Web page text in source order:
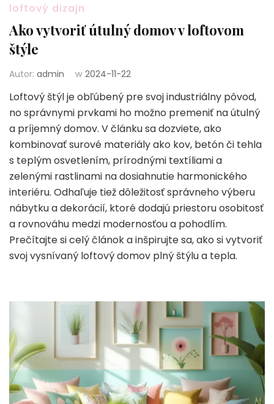
loftový dizajn
Ako vytvoriť útulný domov v loftovom
štýle
Autor: admin w 2024-11-22
Loftový štýl je obľúbený pre svoj industriálny pôvod,
no správnymi prvkami ho možno premeniť na útulný
a príjemný domov. V článku sa dozviete, ako
kombinovať surové materiály ako kov, betón či tehla
s teplým osvetlením, prírodnými textíliami a
zelenými rastlinami na dosiahnutie harmonického
interiéru. Odhaľuje tiež dôležitosť správneho výberu
nábytku a dekorácií, ktoré dodajú priestoru osobitosť
a rovnováhu medzi modernosťou a pohodlím.
Prečítajte si celý článok a inšpirujte sa, ako si vytvoriť
svoj vysnívaný loftový domov plný štýlu a tepla.